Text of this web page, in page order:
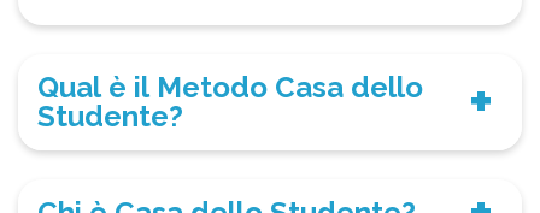
Qual è il Metodo Casa dello
Studente?